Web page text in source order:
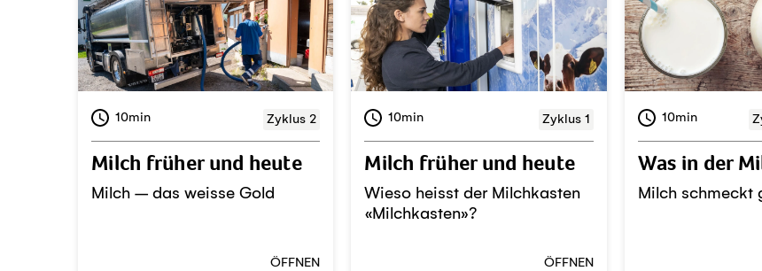
10min Zyklus 2
Milch früher und heute
Milch – das weisse Gold
ÖFFNEN
10min Zyklus 1
Milch früher und heute
Wieso heisst der Milchkasten
«Milchkasten»?
ÖFFNEN
10min
Was in der
Milch schmeckt